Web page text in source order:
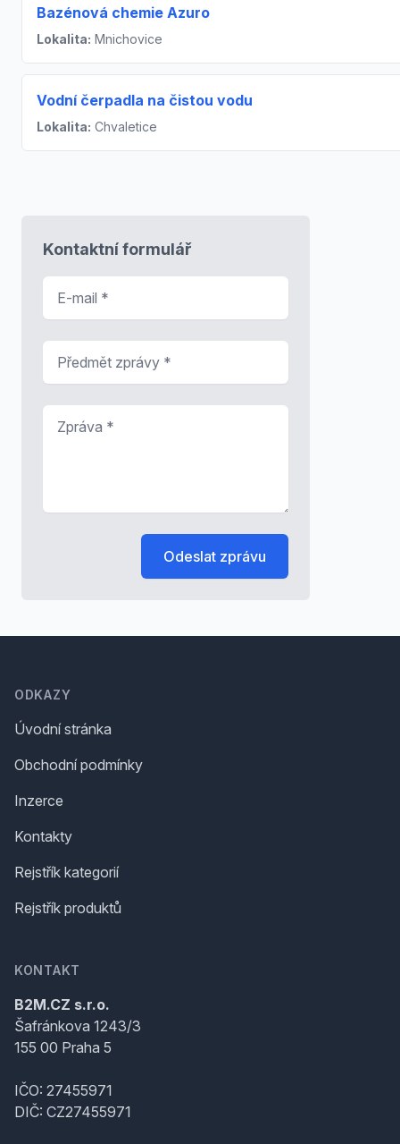
Bazénová chemie Azuro
Lokalita: Mnichovice
Vodní čerpadla na čistou vodu
Lokalita: Chvaletice
Kontaktní formulář
Odeslat zprávu
ODKAZY
Úvodní stránka
Obchodní podmínky
Inzerce
Kontakty
Rejstřík kategorií
Rejstřík produktů
KONTAKT
B2M.CZ s.r.o.
Šafránkova 1243/3
155 00 Praha 5
IČO: 27455971
DIČ: CZ27455971